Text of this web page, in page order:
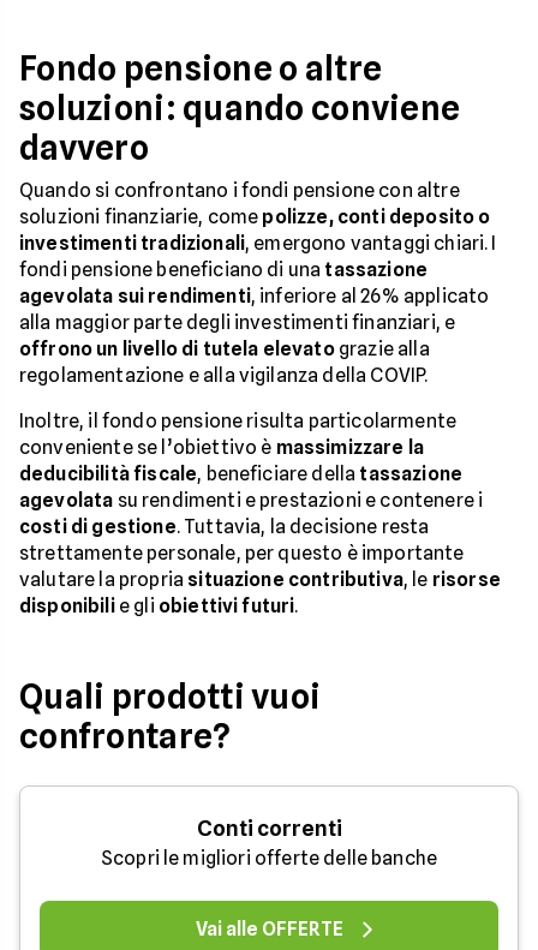
Fondo pensione o altre
soluzioni: quando conviene
davvero
Quando si confrontano i fondi pensione con altre
soluzioni finanziarie, come polizze, conti deposito o
investimenti tradizionali, emergono vantaggi chiari. I
fondi pensione beneficiano di una tassazione
agevolata sui rendimenti, inferiore al 26% applicato
alla maggior parte degli investimenti finanziari, e
offrono un livello di tutela elevatograzie alla
regolamentazione e alla vigilanza della COVIP.
Inoltre, il fondo pensione risulta particolarmente
conveniente se l’obiettivo è massimizzare la
deducibilità fiscale, beneficiare della tassazione
agevolata su rendimenti e prestazioni e contenere i
costi di gestione. Tuttavia, la decisione resta
strettamente personale, per questo è importante
valutare la propria situazione contributiva, le risorse
disponibilie gli obiettivi futuri.
Quali prodotti vuoi
confrontare?
Conti correnti
Scopri le migliori offerte delle banche
Vai alle OFFERTE